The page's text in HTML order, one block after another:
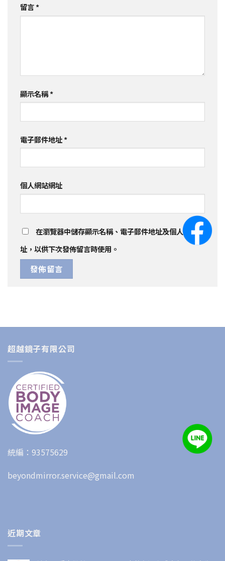
留言*
顯示名稱*
電子郵件地址*
個人網站網址
在瀏覽器中儲存顯示名稱、電子郵件地址及個人網站網
址，以供下次發佈留言時使用。
超越鏡子有限公司
統編：93575629
beyondmirror.service@gmail.com
近期文章